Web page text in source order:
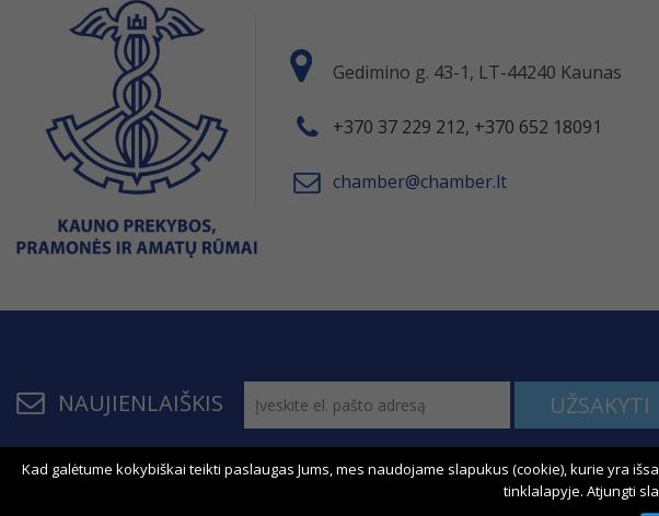
Gedimino g. 43-1, LT-44240 Kaunas
+370 37 229 212, +370 652 18091
chamber@chamber.lt
NAUJIENLAIŠKIS UŽSAKYTI
© 2011 - 2026, KPPAR . Visos teisės saugomos.
Bendraukime:
Kad galėtume kokybiškai teikti paslaugas Jums, mes naudojame slapukus (cookie), kurie yra
tinklalapyje. Atjungti